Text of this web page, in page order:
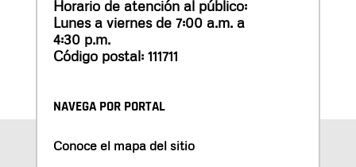
Horario de atención al público:
Lunes a viernes de 7:00 a.m. a
4:30 p.m.
Código postal: 111711
NAVEGA POR PORTAL
Conoce el mapa del sitio